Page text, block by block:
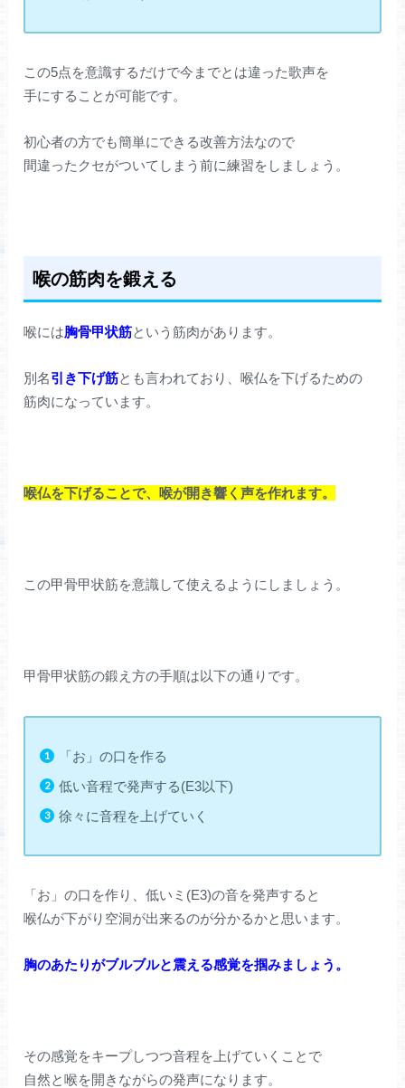
この5点を意識するだけで今までとは違った歌声を
手にすることが可能です。
初心者の方でも簡単にできる改善方法なので
間違ったクセがついてしまう前に練習をしましょう。
喉の筋肉を鍛える
喉には胸骨甲状筋という筋肉があります。
別名引き下げ筋とも言われており、喉仏を下げるための
筋肉になっています。
喉仏を下げることで、喉が開き響く声を作れます。
この甲骨甲状筋を意識して使えるようにしましょう。
甲骨甲状筋の鍛え方の手順は以下の通りです。
「お」の口を作る
低い音程で発声する(E3以下)
徐々に音程を上げていく
「お」の口を作り、低いミ(E3)の音を発声すると
喉仏が下がり空洞が出来るのが分かるかと思います。
胸のあたりがブルブルと震える感覚を掴みましょう。
その感覚をキープしつつ音程を上げていくことで
自然と喉を開きながらの発声になります。